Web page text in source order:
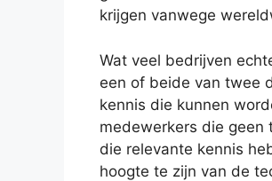
krijgen vanwege
Wat veel bedrijven
een of beide van twee
kennis die kunnen
medewerkers die geen
die relevante kennis
hoogte te zijn van de